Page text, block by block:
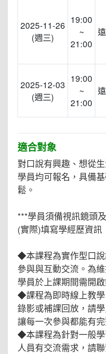
2025-11-26
(週三)
19:00
~
21:00
2025-12-03
(週三)
19:00
~
21:00
適合對象
對口說有興趣、想從
學員均可報名，具備
鬆。
***學員須備視訊鏡頭
(實際)填寫學經歷資訊
◆本課程為實作型口
參與與互動交流。為
學員於上課期間需開
◆課程為即時線上教
錄影或補課回放，請
讓每一次參與都能有完
◆本課程為針對一般
人員有交流需求，請